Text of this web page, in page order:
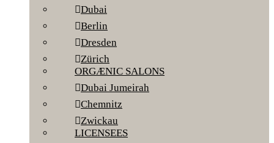
Dubai
Berlin
Dresden
Zürich
ORGÆNIC SALONS
Dubai Jumeirah
Chemnitz
Zwickau
LICENSEES